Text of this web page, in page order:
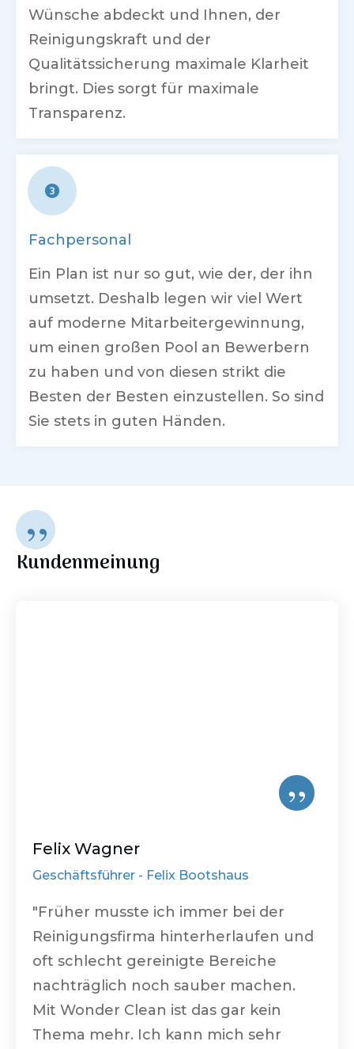
Wünsche abdeckt und Ihnen, der
Reinigungskraft und der
Qualitätssicherung maximale Klarheit
bringt. Dies sorgt für maximale
Transparenz.
Fachpersonal
Ein Plan ist nur so gut, wie der, der ihn
umsetzt. Deshalb legen wir viel Wert
auf moderne Mitarbeitergewinnung,
um einen großen Pool an Bewerbern
zu haben und von diesen strikt die
Besten der Besten einzustellen. So sind
Sie stets in guten Händen.
”
Kundenmeinung
Felix Wagner
Geschäftsführer - Felix Bootshaus
"Früher musste ich immer bei der
Reinigungsfirma hinterherlaufen und
oft schlecht gereinigte Bereiche
nachträglich noch sauber machen.
Mit Wonder Clean ist das gar kein
Thema mehr. Ich kann mich sehr
”